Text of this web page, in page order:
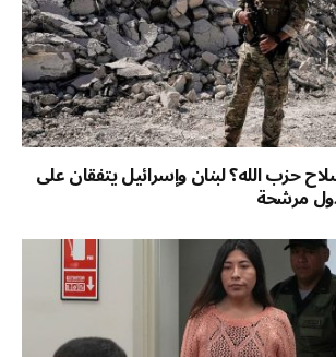
حزب الله؟ لبنان وإسرائيل يتفقان على
مرشحة